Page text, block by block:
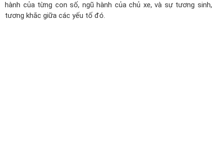
hành của từng con số, ngũ hành của chủ xe, và sự tương sinh,
tương khắc giữa các yếu tố đó.